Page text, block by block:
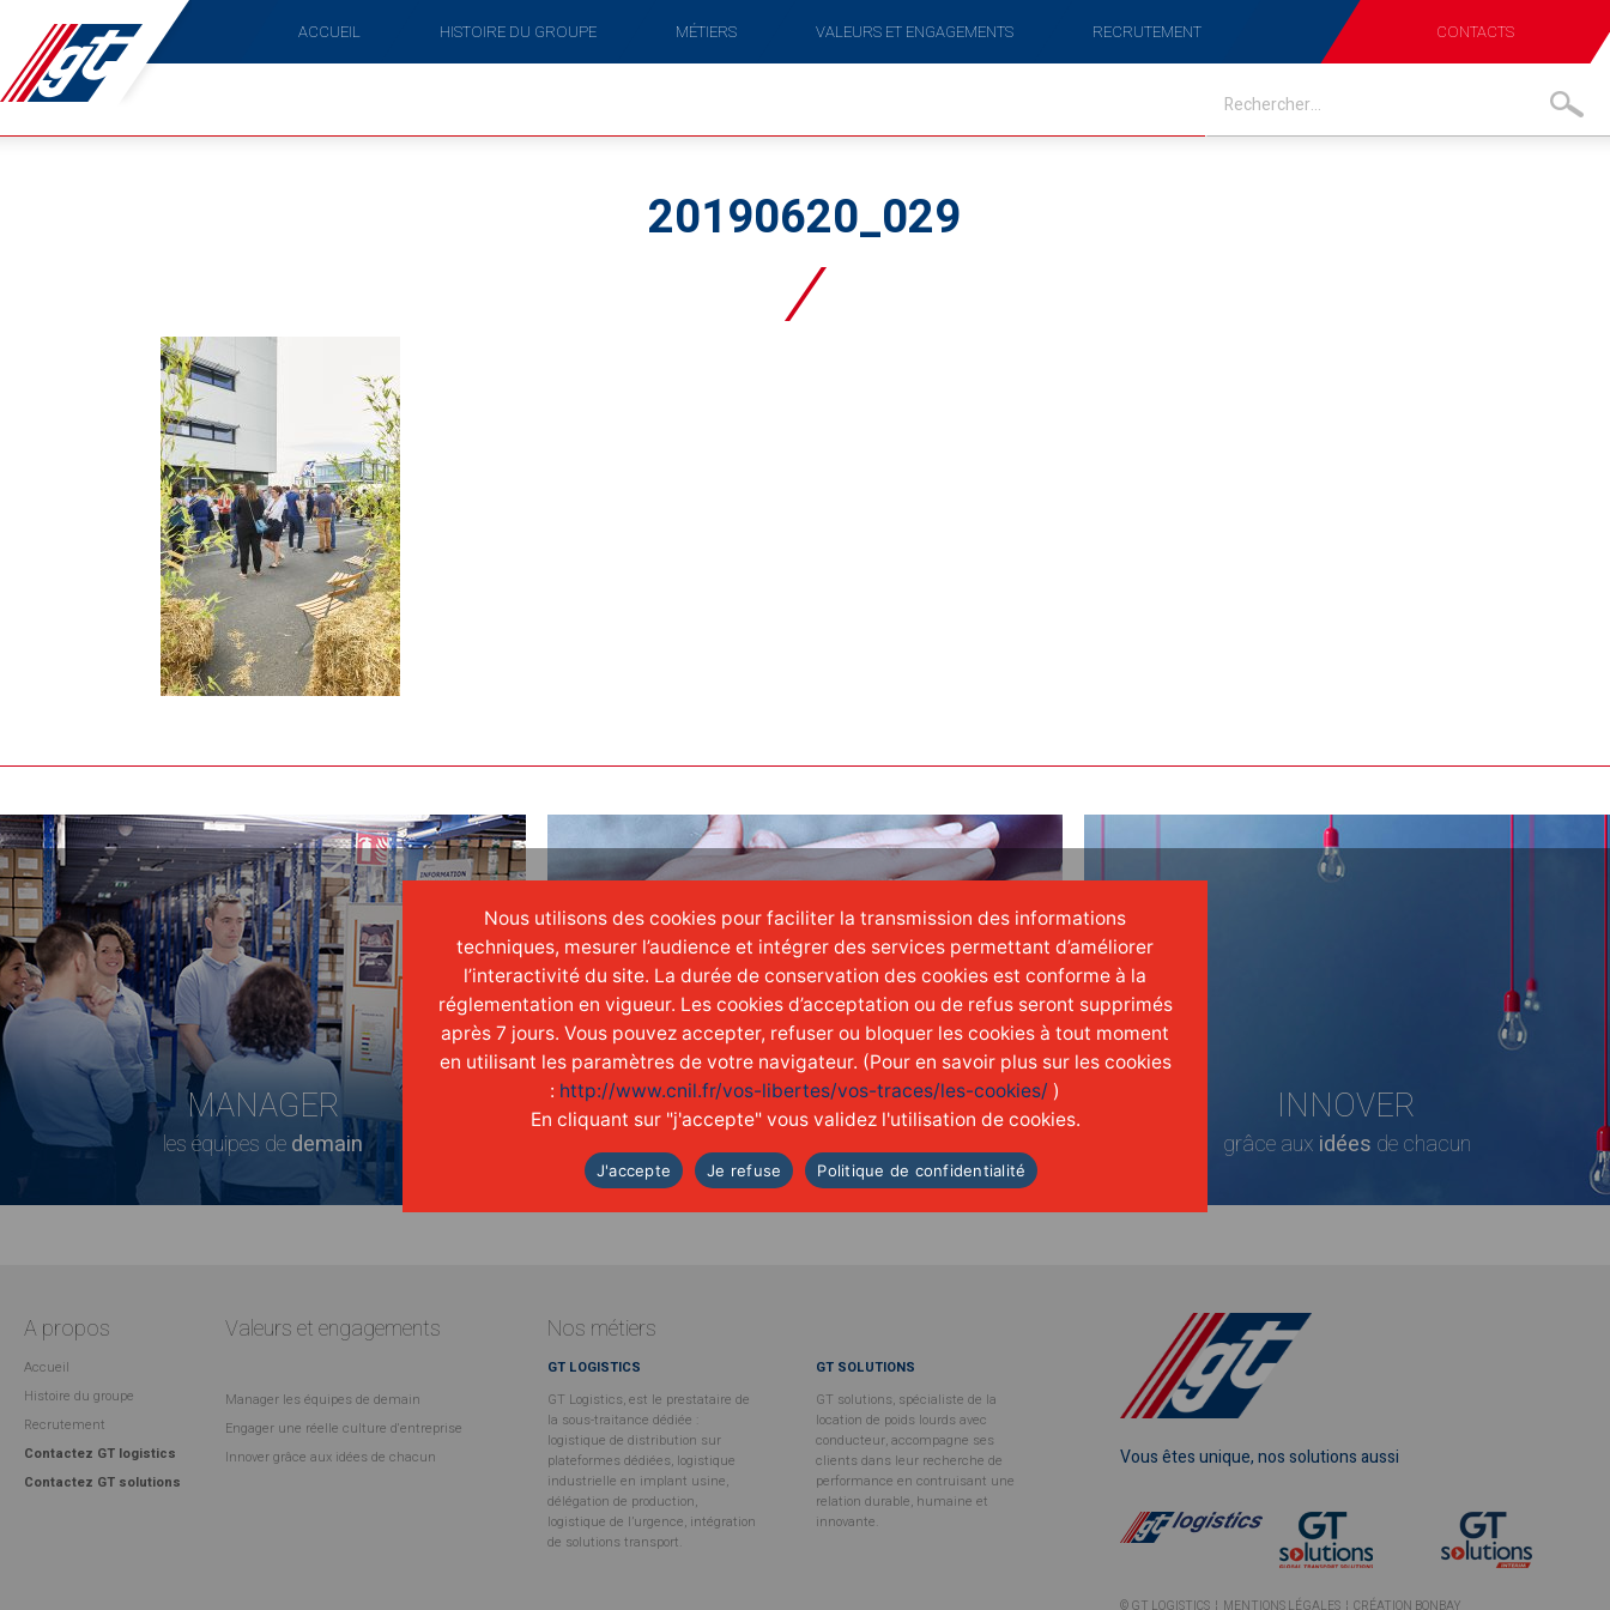
ACCUEIL HISTOIRE DU GROUPE MÉTIERS VALEURS ET ENGAGEMENTS RECRUTEMENT CONTACTS
20190620_029
MANAGER
les équipes dedemain
ENGAGER
une réellecultured'entreprise
INNOVER
grâce aux idées de chacun
A propos
Accueil
Histoire du groupe
Recrutement
Contactez GT logistics
Contactez GT solutions
Valeurs et engagements
Manager les équipes de demain
Engager une réelle culture d'entreprise
Innover grâce aux idées de chacun
Nos métiers
GT LOGISTICS
GT Logistics, est le prestataire de
la sous-traitance dédiée :
logistique de distribution sur
plateformes dédiées, logistique
industrielle en implant usine,
délégation de production,
logistique de l’urgence, intégration
de solutions transport.
GT SOLUTIONS
GT solutions, spécialiste de la
location de poids lourds avec
conducteur, accompagne ses
clients dans leur recherche de
performance en contruisant une
relation durable, humaine et
innovante.
Vous êtes unique, nos solutions aussi
© GT LOGISTICS ¦ MENTIONS LÉGALES¦ CRÉATION BONBAY
Nous utilisons des cookies pour faciliter la transmission des informations
techniques, mesurer l’audience et intégrer des services permettant d’améliorer
l’interactivité du site. La durée de conservation des cookies est conforme à la
réglementation en vigueur. Les cookies d’acceptation ou de refus seront supprimés
après 7 jours. Vous pouvez accepter, refuser ou bloquer les cookies à tout moment
en utilisant les paramètres de votre navigateur. (Pour en savoir plus sur les cookies
: http://www.cnil.fr/vos-libertes/vos-traces/les-cookies/ )
En cliquant sur "j'accepte" vous validez l'utilisation de cookies.
J'accepte Je refuse Politique de confidentialité